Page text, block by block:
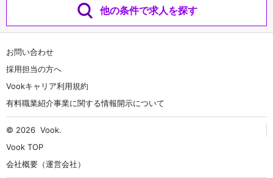
他の条件で求人を探す
お問い合わせ
採用担当の方へ
Vookキャリア利用規約
有料職業紹介事業に関する情報開示について
© 2026 Vook.
Vook TOP
会社概要（運営会社）